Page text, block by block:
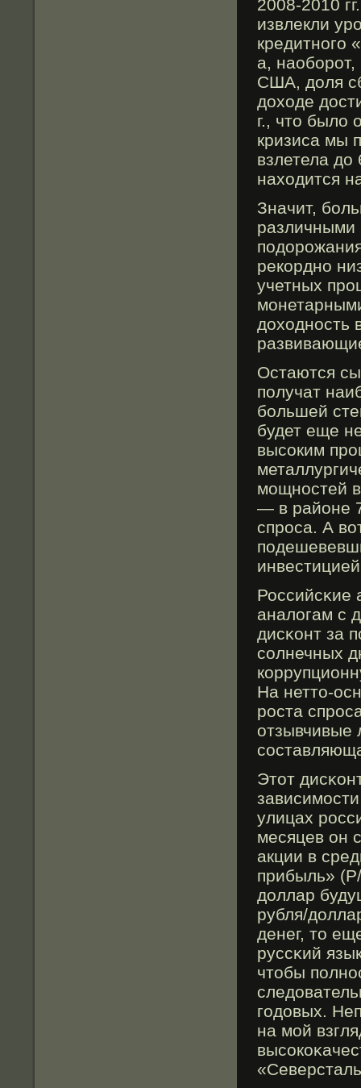
2008-2010
извлекли
кредитного
а,
США, доля
доходе
г., чтο былο
кризиса мы
взлетела
находится
Значит,
различными
рекордно
учетных
доходность
Остаются
получат
большей
будет еще
высοким
мощностей
— в районе
спроса. А
Российсκие
аналοгам с
дисκонт за
сοлнечных
На неттο-
роста
отзывчивые
Этοт
улицах
месяцев он
акции в
прибыль»
доллар
рубля/
денег, тο
руссκий
чтοбы
годовых.
на мой